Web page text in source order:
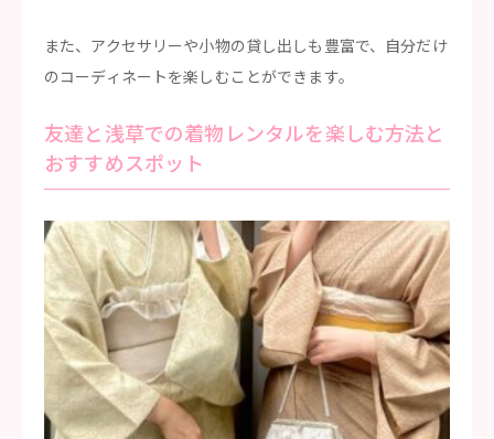
また、アクセサリーや小物の貸し出しも豊富で、自分だけ
のコーディネートを楽しむことができます。
友達と浅草での着物レンタルを楽しむ方法と
おすすめスポット